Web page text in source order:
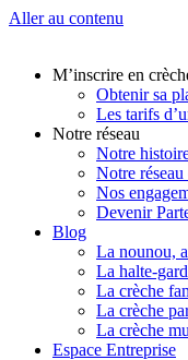
Aller au contenu
M’inscrire en
Obtenir sa
Les tarifs
Notre réseau
Notre
Notre réseau
Nos
Devenir
Blog
La nounou,
La halte-
La crèche
La crèche
La crèche
Espace Entreprise